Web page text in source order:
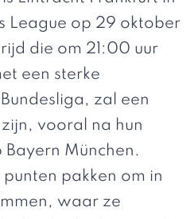
League op 29 oktober
die om 21:00 uur
een sterke
zal een
vooral na hun
Bayern München.
pakken om in
waar ze